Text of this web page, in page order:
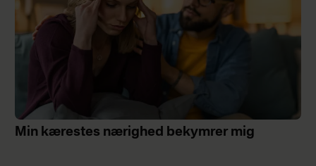
Min kærestes nærighed bekymrer mig